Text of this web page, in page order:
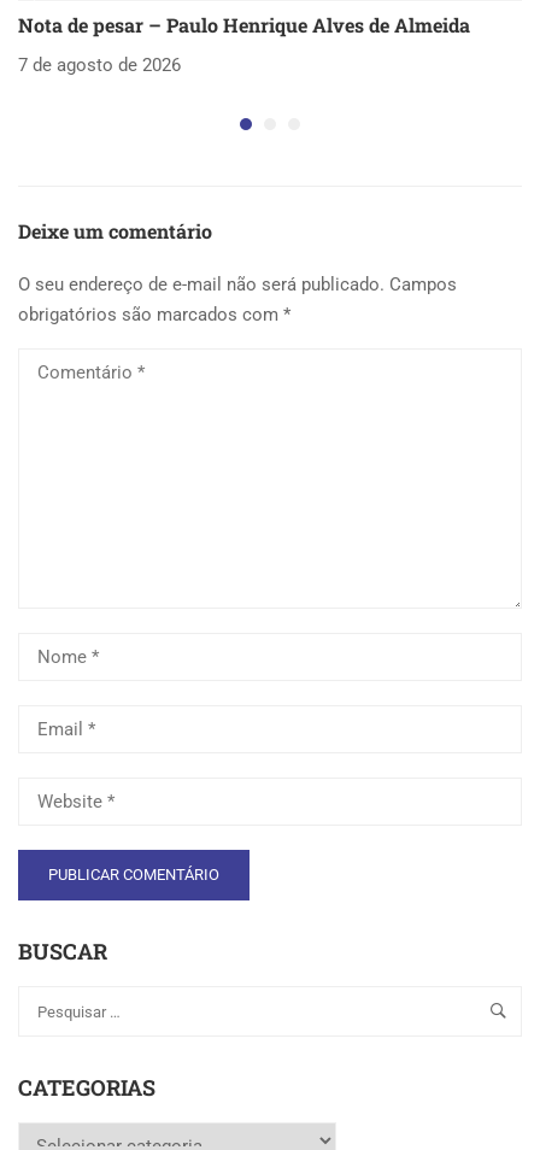
Nota de pesar – Paulo Henrique Alves de Almeida
7 de agosto de 2026
Deixe um comentário
O seu endereço de e-mail não será publicado. Campos
obrigatórios são marcados com *
BUSCAR
CATEGORIAS
Categorias